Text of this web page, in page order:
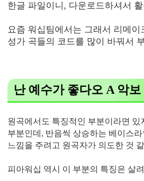
한글 파일이니, 다운로드하셔서
요즘 워십팀에서는 그래서 리메이
성가 곡들의 코드를 많이 바꿔서
난 예수가 좋다오 A 악보
원곡에서도 특징적인 부분이라면 있
부분인데, 반음씩 상승하는 베이스
느낌을 주려고 원곡자가 의도한 것
피아워십 역시 이 부분의 특징은 살